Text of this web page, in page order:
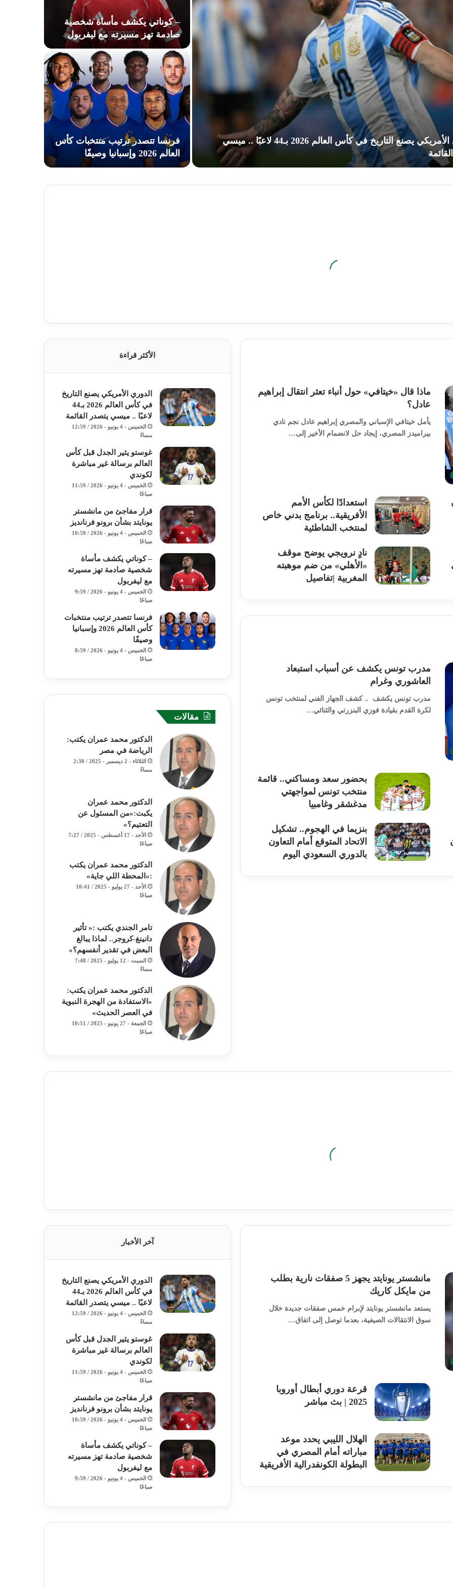
الدوري الأمريكي يصنع التاريخ في كأس العالم 2026 بـ44 لاعبًا .. ميسي
– كوناتي يكشف مأساة شخصية
صادمة تهز مسيرته مع ليفربول
فرنسا تتصدر ترتيب منتخبات كأس
العالم 2026 وإسبانيا وصيفًا
ماذا قال «خيتافي» حول أنباء تعثر انتقال إبراهيم
عادل؟
يأمل خيتافي الإسباني والمصري إبراهيم عادل نجم نادي
بيراميدز المصري، إيجاد حل لانضمام الأخير إلى…
استعدادًا لكأس الأمم
الأفريقية.. برنامج بدني خاص
لمنتخب الشاطئية
نادٍ نرويجي يوضح موقف
«الأهلي» من ضم موهبته
المغربية |تفاصيل
مدرب تونس يكشف عن أسباب استبعاد
العاشوري وغرام
مدرب تونس يكشف .. كشف الجهاز الفني لمنتخب تونس
لكرة القدم بقيادة فوزي البنزرتي والثنائي…
بحضور سعد ومساكني.. قائمة
منتخب تونس لمواجهتي
مدغشقر وغامبيا
بنزيما في الهجوم.. تشكيل
الاتحاد المتوقع أمام التعاون
بالدوري السعودي اليوم
الأكثر قراءة
الدوري الأمريكي يصنع التاريخ
في كأس العالم 2026 بـ44
لاعبًا .. ميسي يتصدر القائمة
الخميس - 4 يونيو - 2026 / 12:59
مساءً
غوستو يثير الجدل قبل كأس
العالم برسالة غير مباشرة
لكوندي
الخميس - 4 يونيو - 2026 / 11:59
صباحًا
قرار مفاجئ من مانشستر
يونايتد بشأن برونو فرنانديز
الخميس - 4 يونيو - 2026 / 10:59
صباحًا
– كوناتي يكشف مأساة
شخصية صادمة تهز مسيرته
مع ليفربول
الخميس - 4 يونيو - 2026 / 9:59
صباحًا
فرنسا تتصدر ترتيب منتخبات
كأس العالم 2026 وإسبانيا
وصيفًا
الخميس - 4 يونيو - 2026 / 8:59
صباحًا
مقالات
الدكتور محمد عمران يكتب:
الرياضة في مصر
الثلاثاء - 2 ديسمبر - 2025 / 2:30
مساءً
الدكتور محمد عمران
يكبت:«من المسئول عن
التعتيم؟»
الأحد - 17 أغسطس - 2025 / 7:27
صباحًا
الدكتور محمد عمران يكتب
:«المحطة اللي جاية»
الأحد - 27 يوليو - 2025 / 10:41
صباحًا
تامر الجندي يكتب :« تأثير
دانينغ-كروجر.. لماذا يبالغ
البعض في تقدير أنفسهم؟»
السبت - 12 يوليو - 2025 / 7:48
مساءً
الدكتور محمد عمران يكتب:
«الاستفادة من الهجرة النبوية
في العصر الحديث»
الجمعة - 27 يونيو - 2025 / 10:51
صباحًا
مانشستر يونايتد يجهز 5 صفقات نارية بطلب
من مايكل كاريك
يستعد مانشستر يونايتد لإبرام خمس صفقات جديدة خلال
سوق الانتقالات الصيفية، بعدما توصل إلى اتفاق…
قرعة دوري أبطال أوروبا
2025 | بث مباشر
الهلال الليبي يحدد موعد
مباراته أمام المصري في
البطولة الكونفدرالية الأفريقية
آخر الأخبار
الدوري الأمريكي يصنع التاريخ
في كأس العالم 2026 بـ44
لاعبًا .. ميسي يتصدر القائمة
الخميس - 4 يونيو - 2026 / 12:59
مساءً
غوستو يثير الجدل قبل كأس
العالم برسالة غير مباشرة
لكوندي
الخميس - 4 يونيو - 2026 / 11:59
صباحًا
قرار مفاجئ من مانشستر
يونايتد بشأن برونو فرنانديز
الخميس - 4 يونيو - 2026 / 10:59
صباحًا
– كوناتي يكشف مأساة
شخصية صادمة تهز مسيرته
مع ليفربول
الخميس - 4 يونيو - 2026 / 9:59
صباحًا